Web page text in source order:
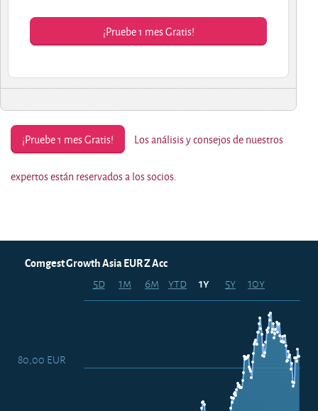
¡Pruebe 1 mes Gratis!
¡Pruebe 1 mes Gratis! Los análisis y consejos de nuestros
expertos están reservados a los socios.
5d 1m 6m ytd 1y 5y 10y
Comgest Growth Asia EUR Z Acc
80,00 EUR